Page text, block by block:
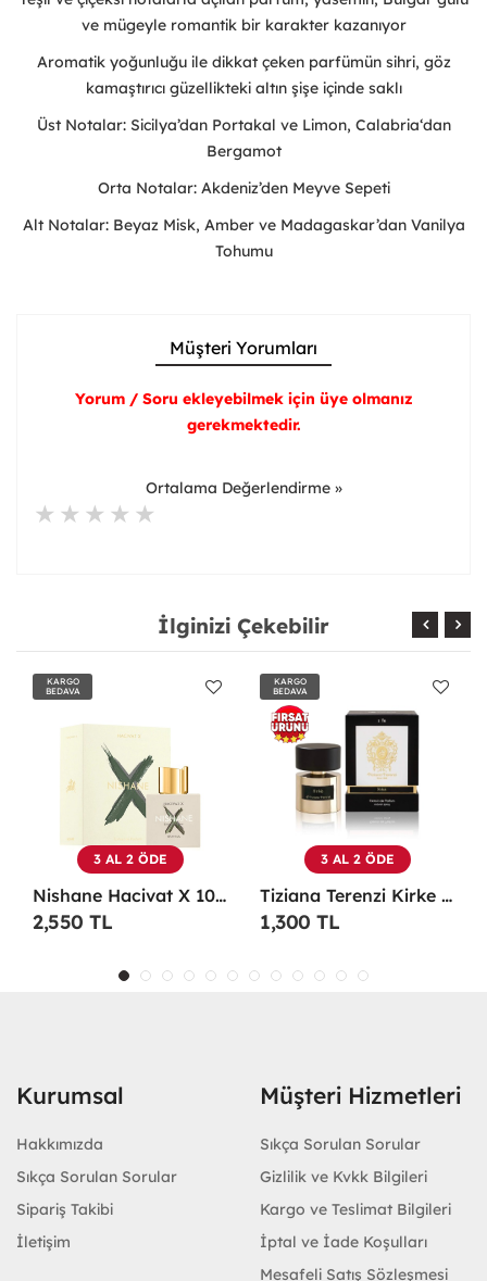
ve mügeyle romantik bir karakter kazanıyor
Aromatik yoğunluğu ile dikkat çeken parfümün sihri, göz
kamaştırıcı güzellikteki altın şişe içinde saklı
Üst Notalar: Sicilya’dan Portakal ve Limon, Calabria‘dan
Bergamot
Orta Notalar: Akdeniz’den Meyve Sepeti
Alt Notalar: Beyaz Misk, Amber ve Madagaskar’dan Vanilya
Tohumu
Müşteri Yorumları
Yorum / Soru ekleyebilmek için üye olmanız
gerekmektedir.
Ortalama Değerlendirme »
İlginizi Çekebilir
KARGO
BEDAVA
3 AL 2 ÖDE
Tiziana Terenzi Kirke Edp 100 ML Unisex Parfüm - TTKE
1,300 TL
KARGO
BEDAVA
3 AL 2 ÖDE
Maison Francis Kurkdjian Grand Soir 70 Ml EDP Parfüm - MFKGS
1,200 TL
Kurumsal
Hakkımızda
Sıkça Sorulan Sorular
Sipariş Takibi
İletişim
Müşteri Hizmetleri
Sıkça Sorulan Sorular
Gizlilik ve Kvkk Bilgileri
Kargo ve Teslimat Bilgileri
İptal ve İade Koşulları
Mesafeli Satış Sözleşmesi